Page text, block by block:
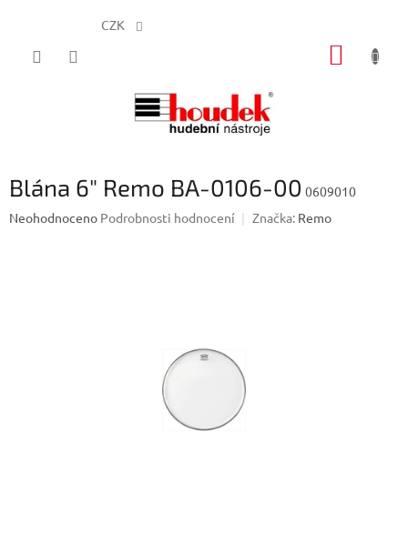
CZK
Blána 6" Remo BA-0106-00 0609010
Průměrné
Neohodnoceno Podrobnosti hodnocení Značka: Remo